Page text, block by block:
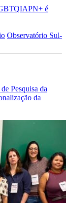
é
Observatório Sul-
Pesquisa da
da